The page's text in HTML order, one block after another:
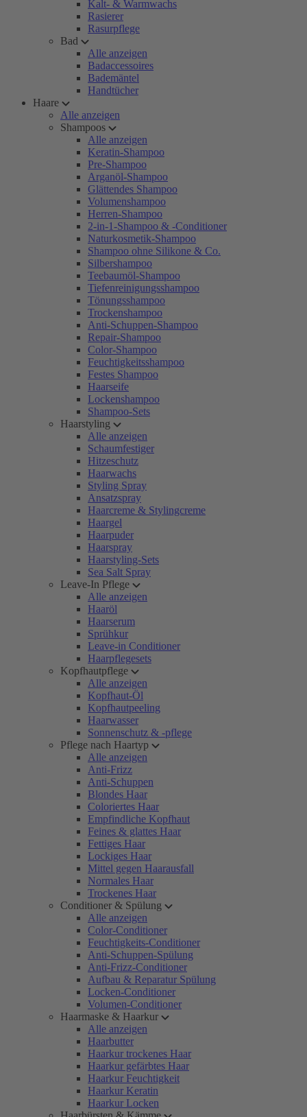
Kalt- & Warmwachs
Rasierer
Rasurpflege
Bad
Alle anzeigen
Badaccessoires
Bademäntel
Handtücher
Haare
Alle anzeigen
Shampoos
Alle anzeigen
Keratin-Shampoo
Pre-Shampoo
Arganöl-Shampoo
Glättendes Shampoo
Volumenshampoo
Herren-Shampoo
2-in-1-Shampoo & -Conditioner
Naturkosmetik-Shampoo
Shampoo ohne Silikone & Co.
Silbershampoo
Teebaumöl-Shampoo
Tiefenreinigungsshampoo
Tönungsshampoo
Trockenshampoo
Anti-Schuppen-Shampoo
Repair-Shampoo
Color-Shampoo
Feuchtigkeitsshampoo
Festes Shampoo
Haarseife
Lockenshampoo
Shampoo-Sets
Haarstyling
Alle anzeigen
Schaumfestiger
Hitzeschutz
Haarwachs
Styling Spray
Ansatzspray
Haarcreme & Stylingcreme
Haargel
Haarpuder
Haarspray
Haarstyling-Sets
Sea Salt Spray
Leave-In Pflege
Alle anzeigen
Haaröl
Haarserum
Sprühkur
Leave-in Conditioner
Haarpflegesets
Kopfhautpflege
Alle anzeigen
Kopfhaut-Öl
Kopfhautpeeling
Haarwasser
Sonnenschutz & -pflege
Pflege nach Haartyp
Alle anzeigen
Anti-Frizz
Anti-Schuppen
Blondes Haar
Coloriertes Haar
Empfindliche Kopfhaut
Feines & glattes Haar
Fettiges Haar
Lockiges Haar
Mittel gegen Haarausfall
Normales Haar
Trockenes Haar
Conditioner & Spülung
Alle anzeigen
Color-Conditioner
Feuchtigkeits-Conditioner
Anti-Schuppen-Spülung
Anti-Frizz-Conditioner
Aufbau & Reparatur Spülung
Locken-Conditioner
Volumen-Conditioner
Haarmaske & Haarkur
Alle anzeigen
Haarbutter
Haarkur trockenes Haar
Haarkur gefärbtes Haar
Haarkur Feuchtigkeit
Haarkur Keratin
Haarkur Locken